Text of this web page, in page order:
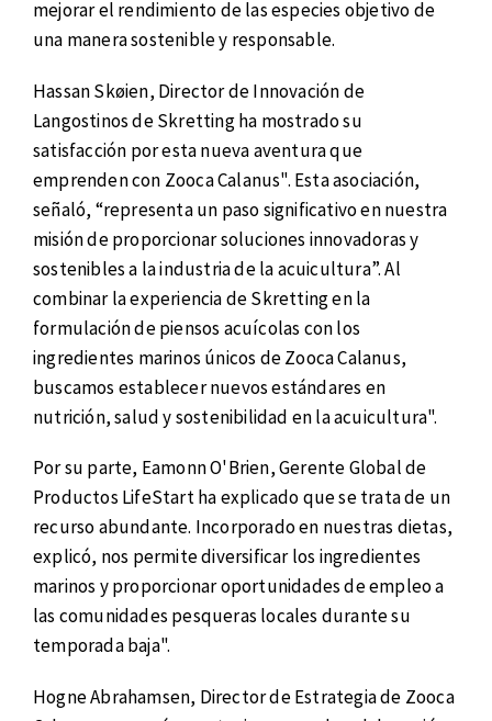
mejorar el rendimiento de las especies objetivo de
una manera sostenible y responsable.
Hassan Skøien, Director de Innovación de
Langostinos de Skretting ha mostrado su
satisfacción por esta nueva aventura que
emprenden con Zooca Calanus". Esta asociación,
señaló, “representa un paso significativo en nuestra
misión de proporcionar soluciones innovadoras y
sostenibles a la industria de la acuicultura”. Al
combinar la experiencia de Skretting en la
formulación de piensos acuícolas con los
ingredientes marinos únicos de Zooca Calanus,
buscamos establecer nuevos estándares en
nutrición, salud y sostenibilidad en la acuicultura".
Por su parte, Eamonn O'Brien, Gerente Global de
Productos LifeStart ha explicado que se trata de un
recurso abundante. Incorporado en nuestras dietas,
explicó, nos permite diversificar los ingredientes
marinos y proporcionar oportunidades de empleo a
las comunidades pesqueras locales durante su
temporada baja".
Hogne Abrahamsen, Director de Estrategia de Zooca